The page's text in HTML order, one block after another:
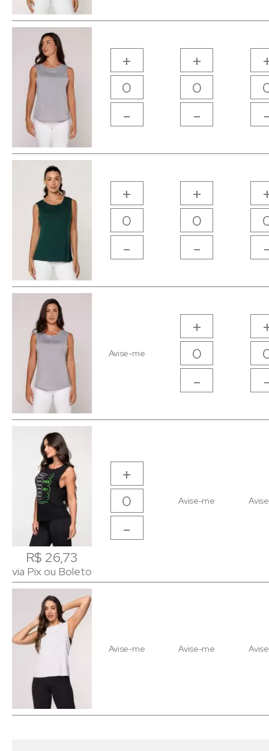
+
-
+
-
+
-
+
-
Avise-me
+
-
R$ 26,73
via Pix ou Boleto
+
-
Avise-me
Avise-me Avise-me
R$ 26,73
via Pix ou Boleto